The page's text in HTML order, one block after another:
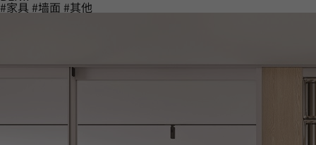
#家具 #墙面 #其他